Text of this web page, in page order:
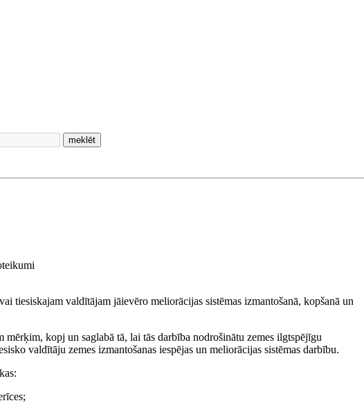
meklēt
tiesiskajam valdītājam jāievēro meliorācijas sistēmas izmantošanā, kopšanā un
kopj un saglabā tā, lai tās darbība nodrošinātu zemes ilgtspējīgu
valdītāju zemes izmantošanas iespējas un meliorācijas sistēmas darbību.